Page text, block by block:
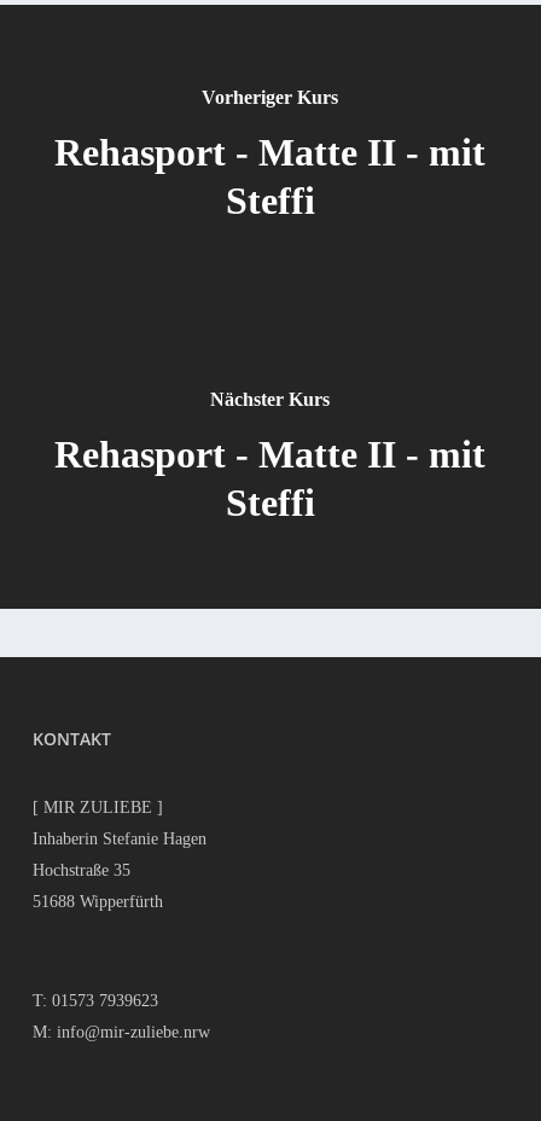
Vorheriger Kurs
Rehasport - Matte II - mit
Steffi
Nächster Kurs
Rehasport - Matte II - mit
Steffi
KONTAKT
[ MIR ZULIEBE ]
Inhaberin Stefanie Hagen
Hochstraße 35
51688 Wipperfürth
T: 01573 7939623
M: info@mir-zuliebe.nrw